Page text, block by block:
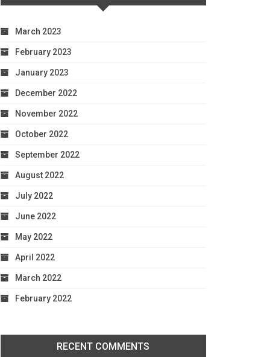
March 2023
February 2023
January 2023
December 2022
November 2022
October 2022
September 2022
August 2022
July 2022
June 2022
May 2022
April 2022
March 2022
February 2022
RECENT COMMENTS